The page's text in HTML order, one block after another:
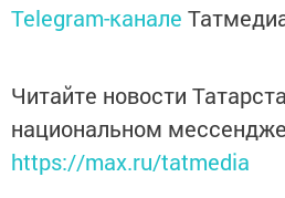
Telegram-канале
Читайте новости
национальном
https://max.ru/tatmedia